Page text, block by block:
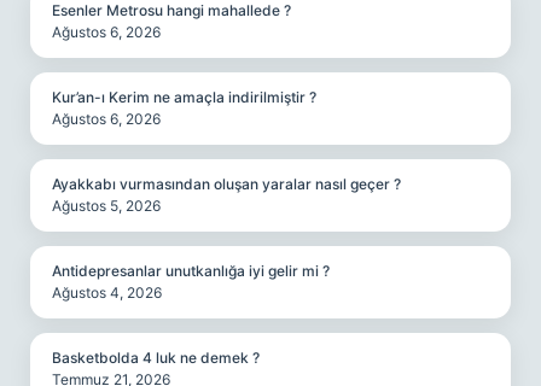
Esenler Metrosu hangi mahallede ?
Ağustos 6, 2026
Kur’an-ı Kerim ne amaçla indirilmiştir ?
Ağustos 6, 2026
Ayakkabı vurmasından oluşan yaralar nasıl geçer ?
Ağustos 5, 2026
Antidepresanlar unutkanlığa iyi gelir mi ?
Ağustos 4, 2026
Basketbolda 4 luk ne demek ?
Temmuz 21, 2026